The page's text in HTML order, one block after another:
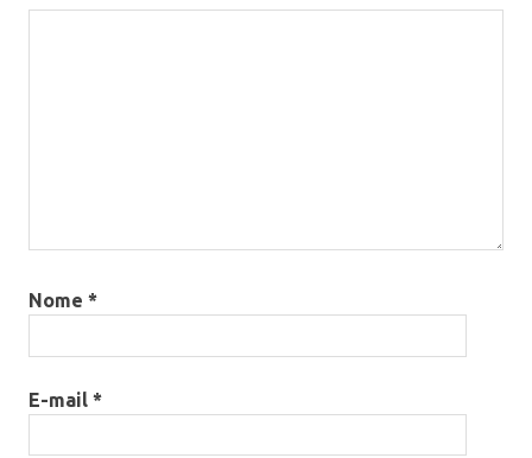
Nome *
E-mail *